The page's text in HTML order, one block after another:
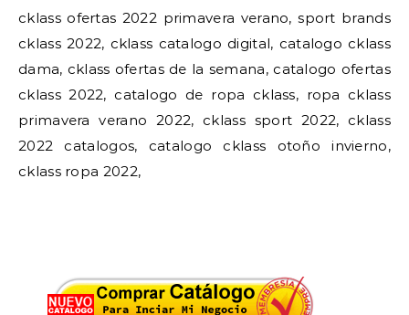
cklass ofertas 2022 primavera verano, sport brands
cklass 2022, cklass catalogo digital, catalogo cklass
dama, cklass ofertas de la semana, catalogo ofertas
cklass 2022, catalogo de ropa cklass, ropa cklass
primavera verano 2022, cklass sport 2022, cklass
2022 catalogos, catalogo cklass otoño invierno,
cklass ropa 2022,